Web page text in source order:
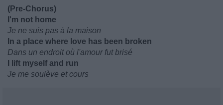
(Pre-Chorus)
I'm not home
Je ne suis pas à la maison
In a place where love has been broken
Dans un endroit où l'amour fut brisé
I lift myself and run
Je me soulève et cours